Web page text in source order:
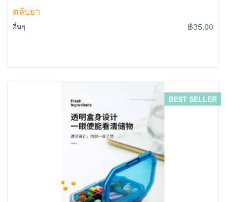
ตลับยา
อื่นๆ ฿35.00
BEST SELLER